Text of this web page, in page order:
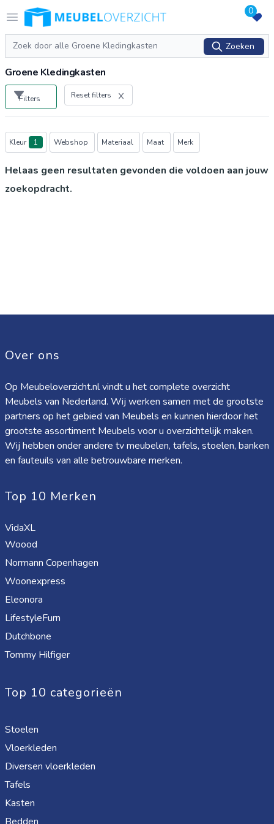
Open menu
Logo Meubeloverzicht.nl 0
Zoeken
Zoeken
Groene Kledingkasten
Filters Reset filters
Producten
Kleur 1 Webshop Materiaal Maat Merk
Helaas geen resultaten gevonden die voldoen aan jouw
zoekopdracht.
Over ons
Op Meubeloverzicht.nl vindt u het complete overzicht
Meubels van Nederland. Wij werken samen met de grootste
partners op het gebied van Meubels en kunnen hierdoor het
grootste assortiment Meubels voor u overzichtelijk maken.
Wij hebben onder andere tv meubelen, tafels, stoelen, banken
en fauteuils van alle betrouwbare merken.
Top 10 Merken
VidaXL
Woood
Normann Copenhagen
Woonexpress
Eleonora
LifestyleFurn
Dutchbone
Tommy Hilfiger
Top 10 categorieën
Stoelen
Vloerkleden
Diversen vloerkleden
Tafels
Kasten